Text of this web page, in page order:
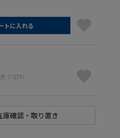
トに入れる
売り切れ